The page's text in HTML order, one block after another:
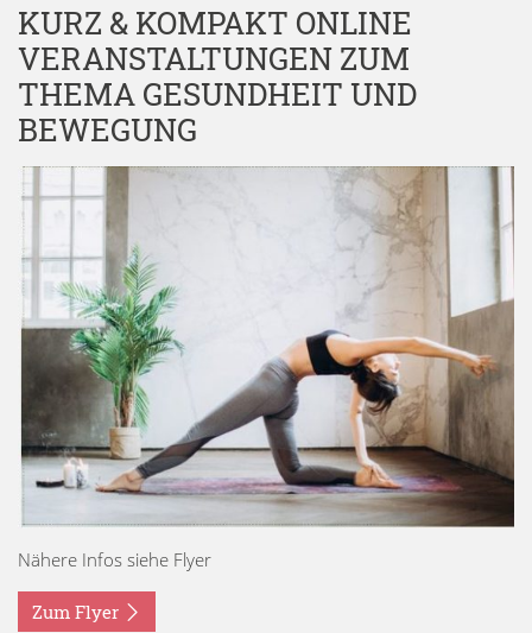
KURZ & KOMPAKT ONLINE
VERANSTALTUNGEN ZUM
THEMA GESUNDHEIT UND
BEWEGUNG
Nähere Infos siehe Flyer
Zum Flyer